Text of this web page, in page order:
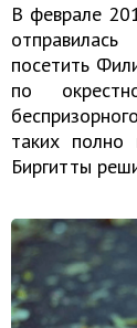
В феврале
посетить
по
таких
Биргитты